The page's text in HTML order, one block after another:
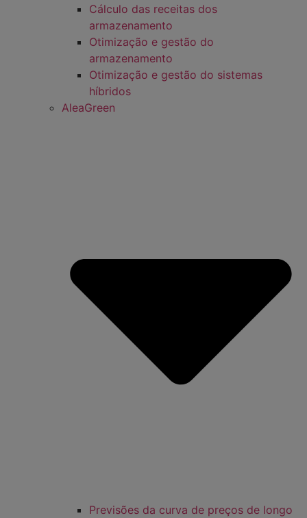
Cálculo das receitas dos
armazenamento
Otimização e gestão do
armazenamento
Otimização e gestão do sistemas
híbridos
AleaGreen
Previsões da curva de preços de longo